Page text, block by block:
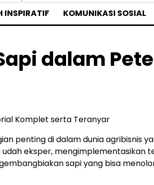
INSPIRATIF KOMUNIKASI SOSIAL
dalam
Komplet serta Teranyar
penting di dalam dunia
eksper,
sapi yang bisa